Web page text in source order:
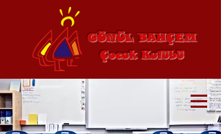
GÖNÜL BAHÇEM
Çocuk Kulübü